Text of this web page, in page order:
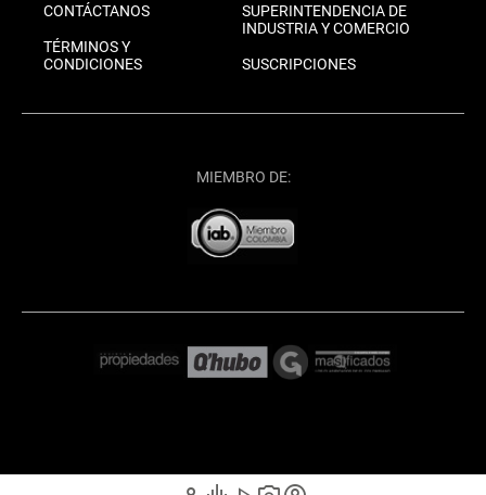
CONTÁCTANOS
TÉRMINOS Y
CONDICIONES
SUPERINTENDENCIA DE
INDUSTRIA Y COMERCIO
SUSCRIPCIONES
MIEMBRO DE: